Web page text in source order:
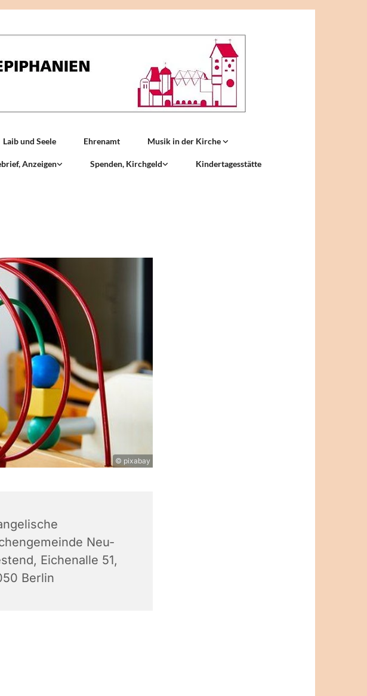
Laib und Seele Ehrenamt Musik in der Kirche
Anzeigen Spenden, Kirchgeld Kindertagesstätte
© pixabay
Neu-
Eichenalle 51,
Berlin